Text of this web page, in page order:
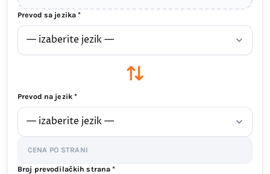
Prevod sa jezika *
Prevod na jezik *
CENA PO STRANI
Broj prevodilačkih strana *